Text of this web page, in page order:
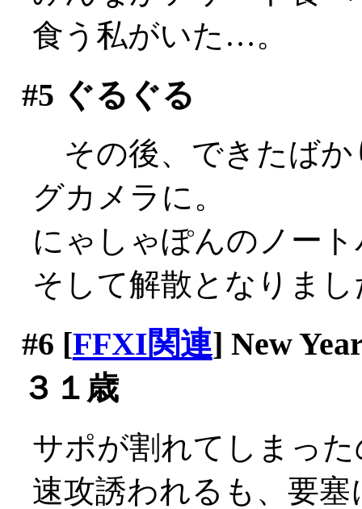
食う私がいた…。
#5 ぐるぐる
その後、できたばか
グカメラに。
にゃしゃぽんのノー
そして解散となりまし
#6 [FFXI関連] New
３１歳
サポが割れてしまった
速攻誘われるも、要